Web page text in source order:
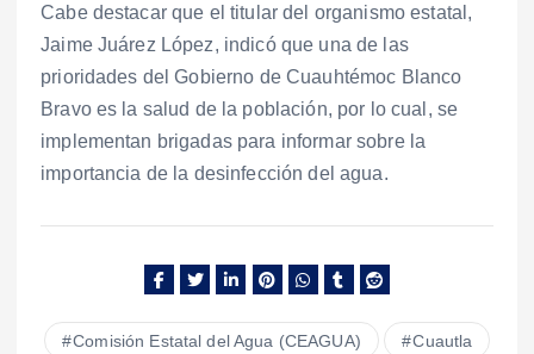
Cabe destacar que el titular del organismo estatal,
Jaime Juárez López, indicó que una de las
prioridades del Gobierno de Cuauhtémoc Blanco
Bravo es la salud de la población, por lo cual, se
implementan brigadas para informar sobre la
importancia de la desinfección del agua.
Comisión Estatal del Agua (CEAGUA) Cuautla